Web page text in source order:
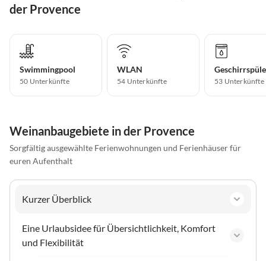
der Provence
Swimmingpool
50 Unterkünfte
WLAN
54 Unterkünfte 53 Unterkünfte
Weinanbaugebiete in der Provence
Sorgfältig ausgewählte Ferienwohnungen und Ferienhäuser für
euren Aufenthalt
Kurzer Überblick
Eine Urlaubsidee für Übersichtlichkeit, Komfort
und Flexibilität